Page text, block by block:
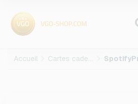
Accueil Cartes cadeaux